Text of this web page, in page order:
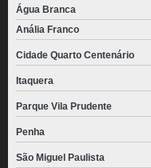
Água Branca
Anália Franco
Cidade Quarto Centenário
Itaquera
Parque Vila Prudente
Penha
São Miguel Paulista